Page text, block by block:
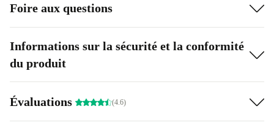
Foire aux questions
Informations sur la sécurité et la conformité
du produit
Évaluations (4.6)